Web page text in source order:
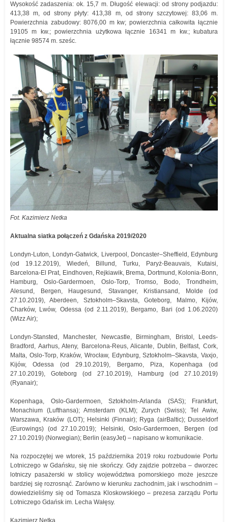
Wysokość zadaszenia: ok. 15,7 m. Długość elewacji: od strony podjazdu:
413,38 m, od strony płyty: 413,38 m, od strony szczytowej: 83,06 m.
Powierzchnia zabudowy: 8076,00 m kw; powierzchnia całkowita łącznie
19105 m kw.; powierzchnia użytkowa łącznie 16341 m kw.; kubatura
łącznie 98574 m. sześc.
Fot. Kazimierz Netka
Aktualna siatka połączeń z Gdańska 2019/2020
Londyn-Luton, Londyn-Gatwick, Liverpool, Doncaster–Sheffield, Edynburg
(od 19.12.2019), Wiedeń, Billund, Turku, Paryż-Beauvais, Kutaisi,
Barcelona-El Prat, Eindhoven, Rejkiawik, Brema, Dortmund, Kolonia-Bonn,
Hamburg, Oslo-Gardermoen, Oslo-Torp, Tromso, Bodo, Trondheim,
Alesund, Bergen, Haugesund, Stavanger, Kristiansand, Molde (od
27.10.2019), Aberdeen, Sztokholm–Skavsta, Goteborg, Malmo, Kijów,
Charków, Lwów, Odessa (od 2.11.2019), Bergamo, Bari (od 1.06.2020)
(Wizz Air);
Londyn-Stansted, Manchester, Newcastle, Birmingham, Bristol, Leeds-
Bradford, Aarhus, Ateny, Barcelona-Reus, Alicante, Dublin, Belfast, Cork,
Malta, Oslo-Torp, Kraków, Wrocław, Edynburg, Sztokholm–Skavsta, Vaxjo,
Kijów, Odessa (od 29.10.2019), Bergamo, Piza, Kopenhaga (od
27.10.2019), Goteborg (od 27.10.2019), Hamburg (od 27.10.2019)
(Ryanair);
Kopenhaga, Oslo-Gardermoen, Sztokholm-Arlanda (SAS); Frankfurt,
Monachium (Lufthansa); Amsterdam (KLM); Zurych (Swiss); Tel Awiw,
Warszawa, Kraków (LOT); Helsinki (Finnair); Ryga (airBaltic); Dusseldorf
(Eurowings) (od 27.10.2019); Helsinki, Oslo-Gardermoen, Bergen (od
27.10.2019) (Norwegian); Berlin (easyJet) – napisano w komunikacie.
Na rozpoczętej we wtorek, 15 października 2019 roku rozbudowie Portu
Lotniczego w Gdańsku, się nie skończy. Gdy zajdzie potrzeba – dworzec
lotniczy pasażerski w stolicy województwa pomorskiego może jeszcze
bardziej się rozrosnąć. Zarówno w kierunku zachodnim, jak i wschodnim –
dowiedzieliśmy się od Tomasza Kloskowskiego – prezesa zarządu Portu
Lotniczego Gdańsk im. Lecha Wałęsy.
Kazimierz Netka